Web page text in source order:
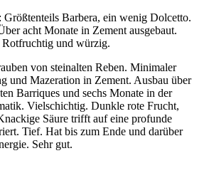
: Größtenteils Barbera, ein wenig Dolcetto.
acht Monate in Zement ausgebaut.
und würzig.
von steinalten Reben. Minimaler
und Mazeration in Zement. Ausbau über
Barriques und sechs Monate in der
Vielschichtig. Dunkle rote Frucht,
Säure trifft auf eine profunde
Tief. Hat bis zum Ende und darüber
Sehr gut.